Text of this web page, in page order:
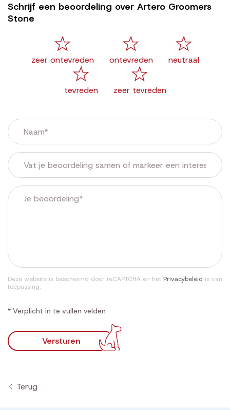
Schrijf een beoordeling over Artero Groomers
Stone
zeer ontevreden ontevreden neutraal
tevreden zeer tevreden
Deze website is beschermd door reCAPTCHA en het Privacybeleid is van
toepassing.
* Verplicht in te vullen velden
Versturen
Terug